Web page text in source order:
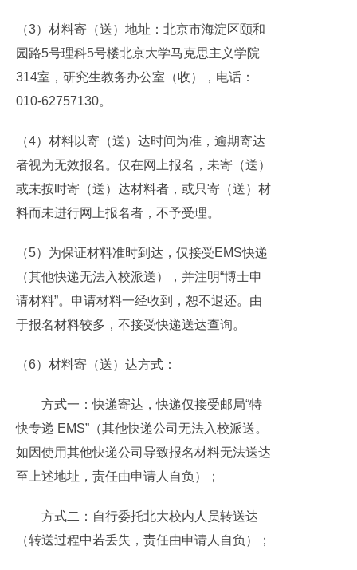
（3）材料寄（送）地址：北京市海淀区颐和
园路5号理科5号楼北京大学马克思主义学院
314室，研究生教务办公室（收），电话：
010-62757130。
（4）材料以寄（送）达时间为准，逾期寄达
者视为无效报名。仅在网上报名，未寄（送）
或未按时寄（送）达材料者，或只寄（送）材
料而未进行网上报名者，不予受理。
（5）为保证材料准时到达，仅接受EMS快递
（其他快递无法入校派送），并注明“博士申
请材料”。申请材料一经收到，恕不退还。由
于报名材料较多，不接受快递送达查询。
（6）材料寄（送）达方式：
方式一：快递寄达，快递仅接受邮局“特
快专递 EMS”（其他快递公司无法入校派送。
如因使用其他快递公司导致报名材料无法送达
至上述地址，责任由申请人自负）；
方式二：自行委托北大校内人员转送达
（转送过程中若丢失，责任由申请人自负）；